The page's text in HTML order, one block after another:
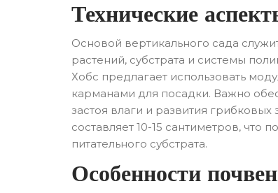
Технические
Основой вертикального сада
растений, субстрата и системы
Хобс предлагает использовать
карманами для посадки. Важно
застоя влаги и развития
составляет 10-15 сантиметров, что
питательного субстрата.
Особенности